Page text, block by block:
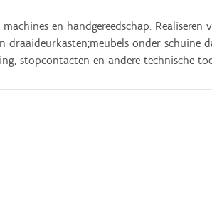
en handgereedschap. Realiseren
onder schuine
stopcontacten en andere technische